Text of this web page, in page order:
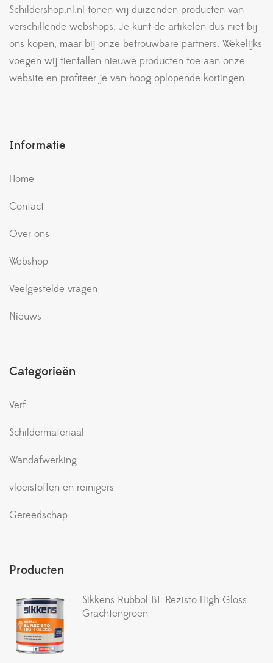
Schildershop.nl.nl tonen wij duizenden producten van
verschillende webshops. Je kunt de artikelen dus niet bij
ons kopen, maar bij onze betrouwbare partners. Wekelijks
voegen wij tientallen nieuwe producten toe aan onze
website en profiteer je van hoog oplopende kortingen.
Informatie
Home
Contact
Over ons
Webshop
Veelgestelde vragen
Nieuws
Categorieën
Verf
Schildermateriaal
Wandafwerking
vloeistoffen-en-reinigers
Gereedschap
Producten
Sikkens Rubbol BL Rezisto High Gloss
Grachtengroen